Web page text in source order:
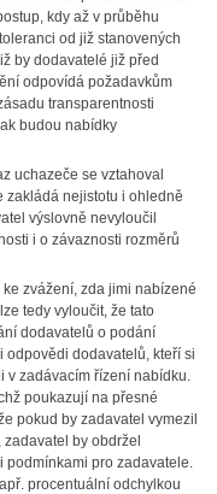
kdy až v průběhu
od již stanovených
by dodavatelé již před
odpovídá požadavkům
transparentnosti
budou nabídky
uchazeče se vztahoval
zakládá nejistotu i ohledně
výslovně nevyloučil
i o závaznosti rozměrů
zvážení, zda jimi nabízené
tedy vyloučit, že tato
dodavatelů o podání
odpovědi dodavatelů, kteří si
v zadávacím řízení nabídku.
poukazují na přesné
pokud by zadavatel vymezil
by obdržel
podmínkami pro zadavatele.
procentuální odchylkou